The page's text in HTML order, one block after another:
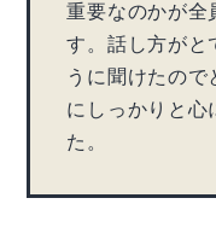
重要なのかが全
す。話し方がと
うに聞けたので
にしっかりと心
た。